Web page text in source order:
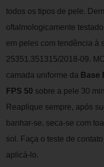
todos os tipos de pele.
oftalmologicamente
em peles com tendência à
25351.351315/2018-09.
camada uniforme da Base
FPS 50 sobre a pele 30
Reaplique sempre, após
banhar-se, seca-se com
sol. Faça o teste de
aplicá-lo.